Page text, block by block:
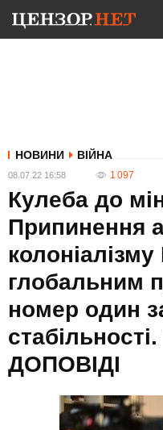
НОВИНИ ВІЙНА
08.07.22 16:58 1 097
Кулеба до
Припинення
глобальним
номер один
ДОПОВІДІ